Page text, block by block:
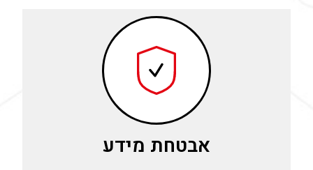
אבטחת מידע